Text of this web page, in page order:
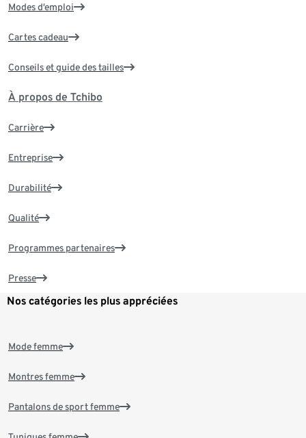
Modes d’emploi
Cartes cadeau
Conseils et guide des tailles
À propos de Tchibo
Carrière
Entreprise
Durabilité
Qualité
Programmes partenaires
Presse
Nos catégories les plus appréciées
Mode femme
Montres femme
Pantalons de sport femme